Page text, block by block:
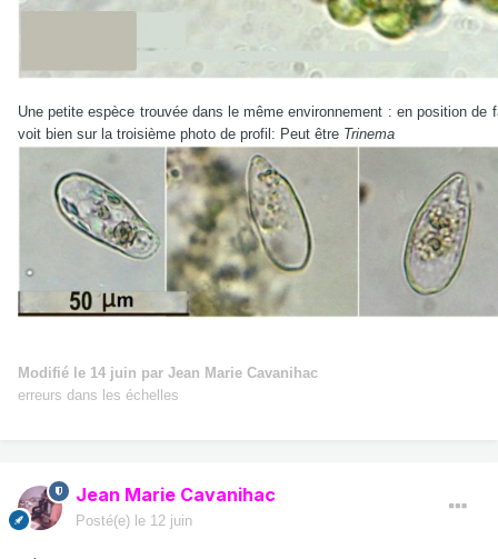
Une petite espèce trouvée dans le même environnement : en position
voit bien sur la troisième photo de profil: Peut être Trinema
Modifié le 14 juin par Jean Marie Cavanihac
erreurs dans les échelles
Jean Marie Cavanihac
Posté(e) le 12 juin